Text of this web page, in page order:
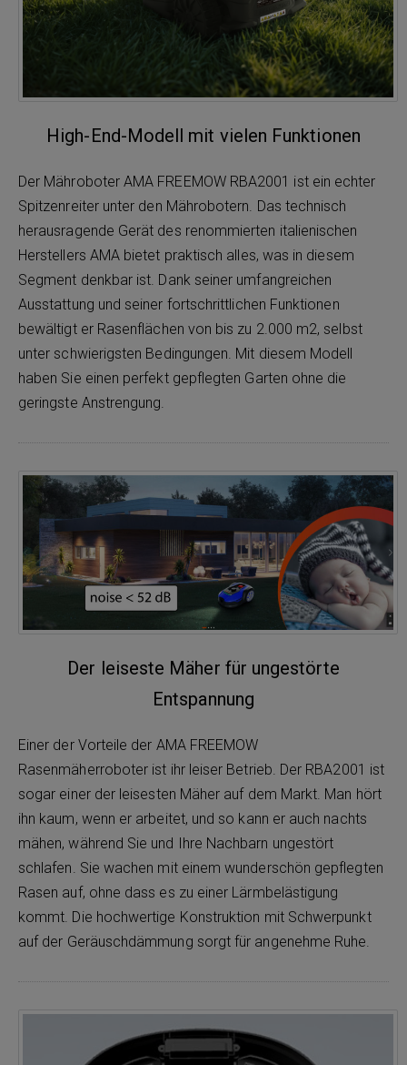
High-End-Modell mit vielen Funktionen
Der Mähroboter AMA FREEMOW RBA2001 ist ein echter
Spitzenreiter unter den Mährobotern. Das technisch
herausragende Gerät des renommierten italienischen
Herstellers AMA bietet praktisch alles, was in diesem
Segment denkbar ist. Dank seiner umfangreichen
Ausstattung und seiner fortschrittlichen Funktionen
bewältigt er Rasenflächen von bis zu 2.000 m2, selbst
unter schwierigsten Bedingungen. Mit diesem Modell
haben Sie einen perfekt gepflegten Garten ohne die
geringste Anstrengung.
Der leiseste Mäher für ungestörte
Entspannung
Einer der Vorteile der AMA FREEMOW
Rasenmäherroboter ist ihr leiser Betrieb. Der RBA2001 ist
sogar einer der leisesten Mäher auf dem Markt. Man hört
ihn kaum, wenn er arbeitet, und so kann er auch nachts
mähen, während Sie und Ihre Nachbarn ungestört
schlafen. Sie wachen mit einem wunderschön gepflegten
Rasen auf, ohne dass es zu einer Lärmbelästigung
kommt. Die hochwertige Konstruktion mit Schwerpunkt
auf der Geräuschdämmung sorgt für angenehme Ruhe.